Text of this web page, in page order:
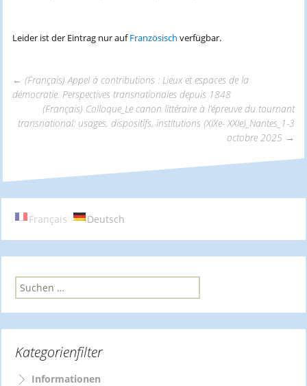
Leider ist der Eintrag nur aufFranzösisch verfügbar.
Beitrags-
Navigation
← (Français) Appel à contributions : Lieux et espaces de la
démocratie. Perspectives transnationales depuis 1848
(Français) Colloque_Le canon littéraire à l’épreuve du tournant
transnational: usages, dispositifs, institutions (XIXe- XXIe)_Nantes_1-3
octobre 2025 →
Français Deutsch
S
u
n
a
Kategorienfilter
Informationen